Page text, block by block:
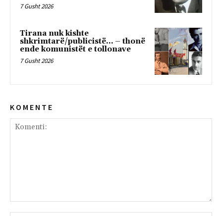
7 Gusht 2026
Tirana nuk kishte
shkrimtarë/publicistë… – thonë
ende komunistët e tollonave
7 Gusht 2026
K O M E N T E